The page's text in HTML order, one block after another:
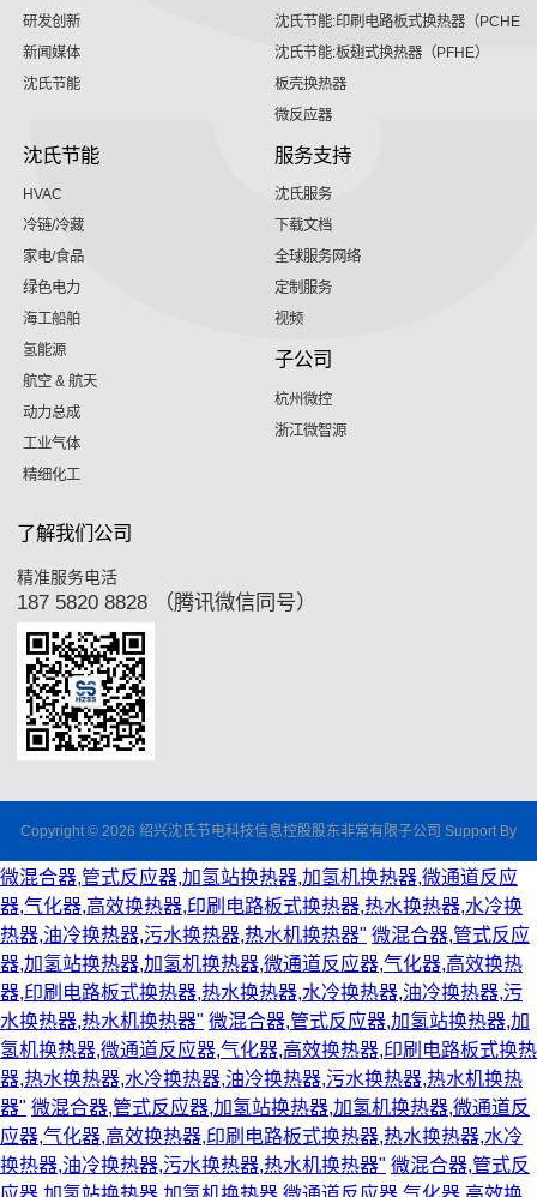
研发创新
新闻媒体
沈氏节能
沈氏节能:印刷电路板式换热器（PCHE）
沈氏节能:板翅式换热器（PFHE）
板壳换热器
微反应器
沈氏节能
HVAC
冷链/冷藏
家电/食品
绿色电力
海工船舶
氢能源
航空 & 航天
动力总成
工业气体
精细化工
服务支持
沈氏服务
下载文档
全球服务网络
定制服务
视频
子公司
杭州微控
浙江微智源
了解我们公司
精准服务电活
187 5820 8828 （腾讯微信同号）
Copyright © 2026 绍兴沈氏节电科技信息控股股东非常有限子公司 Support By
微混合器,管式反应器,加氢站换热器,加氢机换热器,微通道反应
器,气化器,高效换热器,印刷电路板式换热器,热水换热器,水冷换
热器,油冷换热器,污水换热器,热水机换热器" 微混合器,管式反应
器,加氢站换热器,加氢机换热器,微通道反应器,气化器,高效换热
器,印刷电路板式换热器,热水换热器,水冷换热器,油冷换热器,污
水换热器,热水机换热器" 微混合器,管式反应器,加氢站换热器,加
氢机换热器,微通道反应器,气化器,高效换热器,印刷电路板式换热
器,热水换热器,水冷换热器,油冷换热器,污水换热器,热水机换热
器" 微混合器,管式反应器,加氢站换热器,加氢机换热器,微通道反
应器,气化器,高效换热器,印刷电路板式换热器,热水换热器,水冷
换热器,油冷换热器,污水换热器,热水机换热器" 微混合器,管式反